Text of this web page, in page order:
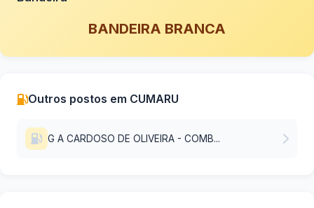
BANDEIRA BRANCA
Outros postos em CUMARU
G A CARDOSO DE OLIVEIRA - COMB...